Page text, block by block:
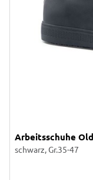
Arbeitsschuhe
schwarz, Gr.35-47